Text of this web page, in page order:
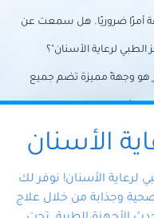
أمرًا ضروريًا. هل سمعت عن
الطبي لرعاية الأسنان"؟
هو وجهةً مميزة تضم جميع
الأسنان تحت سقف واحد،
لك حلاً شاملًا لجميع
ذوي الخبرة، ستجد نفسك
الأسنان
لرعاية الأسنان! نوفر لك
وجذابة من خلال علاج